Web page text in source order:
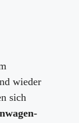
wieder
sich